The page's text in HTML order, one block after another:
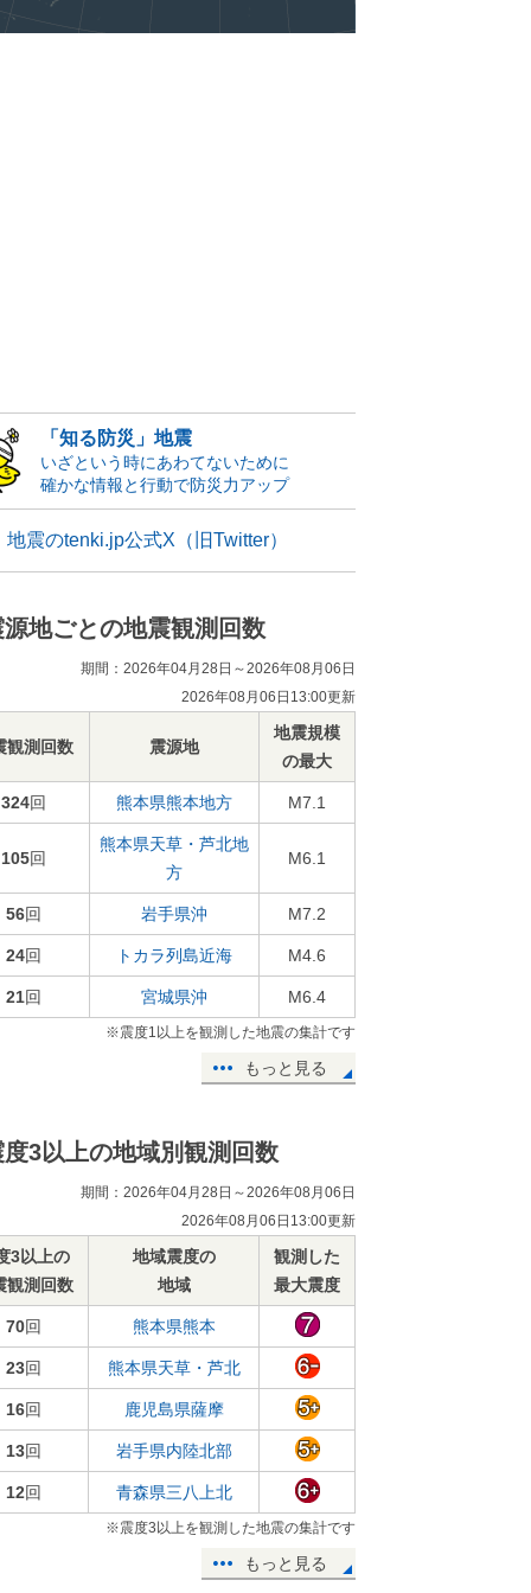
「知る防災」地震
いざという時にあわてないために
確かな情報と行動で防災力アップ
地震のtenki.jp公式X（旧Twitter）
源地ごとの地震観測回数
期間：2026年04月28日～2026年08月06日
2026年08月06日13:00更新
観測回数 震源地
地震規模
の最大
324回 熊本県熊本地方 M7.1
105回
熊本県天草・芦北地
方
M6.1
56回 岩手県沖 M7.2
24回 トカラ列島近海 M4.6
21回 宮城県沖 M6.4
※震度1以上を観測した地震の集計です
もっと見る
度3以上の地域別観測回数
期間：2026年04月28日～2026年08月06日
2026年08月06日13:00更新
3以上の
観測回数
地域震度の
地域
観測した
最大震度
70回 熊本県熊本
23回 熊本県天草・芦北
16回 鹿児島県薩摩
13回 岩手県内陸北部
12回 青森県三八上北
※震度3以上を観測した地震の集計です
もっと見る